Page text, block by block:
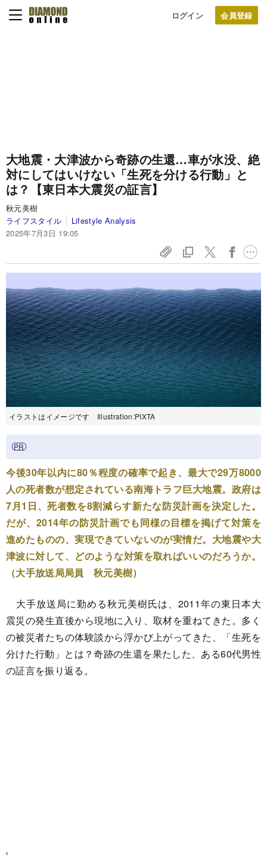
ログイン
大地震・大津波から奇跡の生還…車が水没、絶
対にしてはいけない「生死を分ける行動」と
は？【東日本大震災の証言】
秋元美樹
ライフスタイル
Lifestyle Analysis
2025年7月3日 19:05
イラストはイメージです Illustration:PIXTA
今後30年以内に80％程度の確率で起き、最大で29万8000
人の死者数が想定されている南海トラフ巨大地震。政府は
7月1日、死者数を8割減らす新たな防災計画を決定した。
だが、2014年の防災計画でも同様の目標を掲げて対策を
進めたものの、実現できていないのが実情だ。大地震や大
津波に対して、どのような対策を取ればいいのだろうか。
（大手放送局局員 秋元美樹）
大手放送局に勤める秋元美樹氏は、2011年の東日本大
震災の発生直後から現地に入り、取材を重ねてきた。多く
の被災者たちの体験談から浮かび上がってきた、「生死を
分けた行動」とは？奇跡の生還を果たした、ある60代男性
の証言を振り返る。